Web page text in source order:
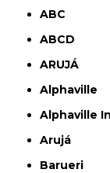
ABC
ABCD
ARUJÁ
Alphaville
Alphaville
Arujá
Barueri